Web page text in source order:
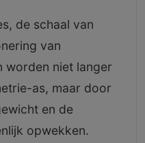
de schaal van
van
worden niet langer
as, maar door
en de
opwekken.